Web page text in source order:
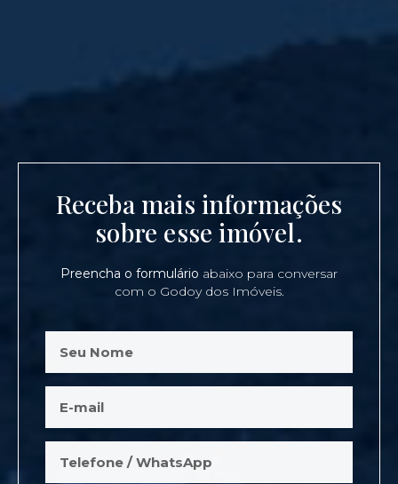
Receba mais informações
sobre esse imóvel.
Preencha o formulário abaixo para conversar
com o Godoy dos Imóveis.